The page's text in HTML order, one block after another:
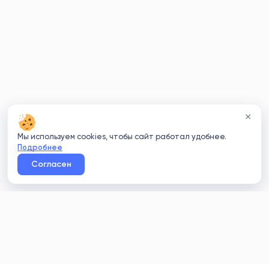
×
Мы используем cookies, чтобы сайт работал удобнее.
Подробнее
Согласен